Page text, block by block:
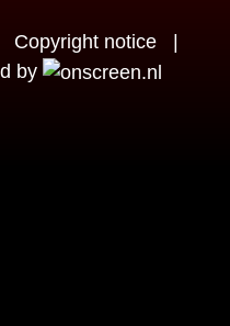
Copyright notice
by